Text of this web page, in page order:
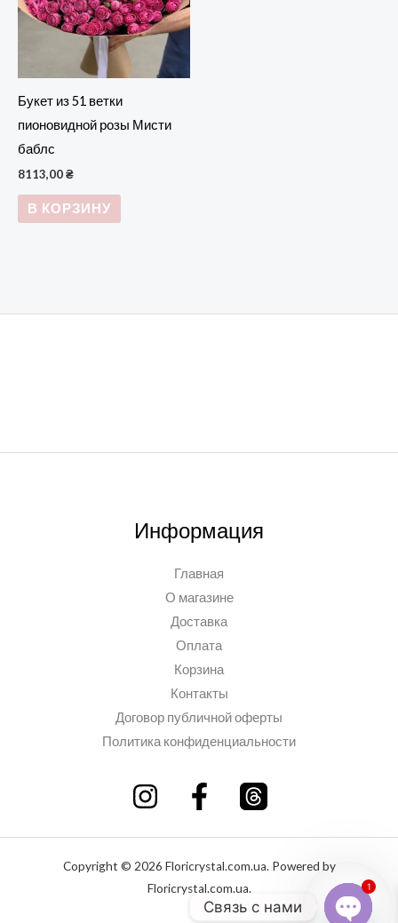
Букет из 51 ветки
пионовидной розы Мисти
баблс
8113,00₴
В КОРЗИНУ
Информация
Главная
О магазине
Доставка
Оплата
Корзина
Контакты
Договор публичной оферты
Политика конфиденциальности
Copyright © 2026 Floricrystal.com.ua. Powered by
Floricrystal.com.ua.
Связь с нами
1